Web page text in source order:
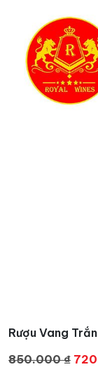
Rượu Vang
850.000₫ Giá